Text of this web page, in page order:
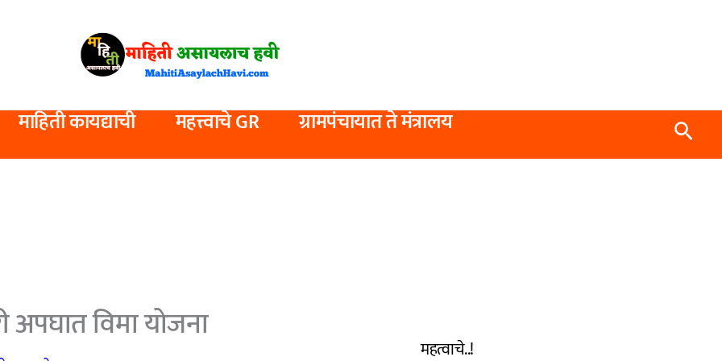
माहिती कायद्याची महत्त्वाचे GR ग्रामपंचायात ते मंत्रालय
विमा योजना
महत्वाचे..!